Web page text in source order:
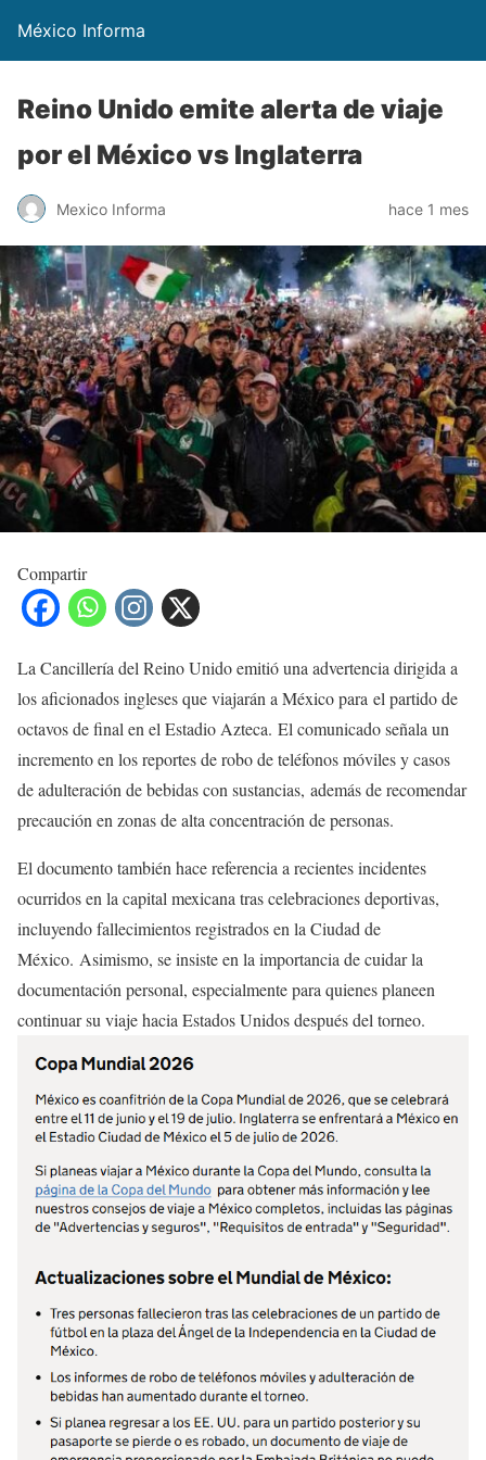
México Informa
Reino Unido emite alerta de viaje
por el México vs Inglaterra
Mexico Informa hace 1 mes
Compartir
La Cancillería del Reino Unido emitió una advertencia dirigida a
los aficionados ingleses que viajarán a México para el partido de
octavos de final en el Estadio Azteca. El comunicado señala un
incremento en los reportes de robo de teléfonos móviles y casos
de adulteración de bebidas con sustancias, además de recomendar
precaución en zonas de alta concentración de personas.
El documento también hace referencia a recientes incidentes
ocurridos en la capital mexicana tras celebraciones deportivas,
incluyendo fallecimientos registrados en la Ciudad de
México. Asimismo, se insiste en la importancia de cuidar la
documentación personal, especialmente para quienes planeen
continuar su viaje hacia Estados Unidos después del torneo.